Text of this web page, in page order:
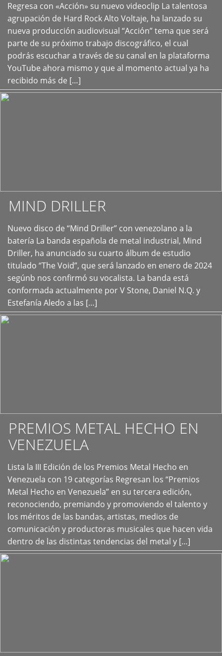
Regresa con «Acción» su nuevo videoclip La talentosa
agrupación de Hard Rock Alto Voltaje, ha lanzado su
nueva producción audiovisual “Acción” tema que será
parte de su próximo trabajo discográfico, el cual
podrás escuchar a través de su canal en la plataforma
YouTube ahora mismo y que al momento actual ya ha
recibido más de […]
+
MIND DRILLER
Nuevo disco de “Mind Driller” con venezolano a la
batería La banda española de metal industrial, Mind
Driller, ha anunciado su cuarto álbum de estudio
titulado “The Void”, que será lanzado en enero de 2024
segúnb nos confirmó su vocalista. La banda está
conformada actualmente por V Stone, Daniel N.Q. y
Estefanía Aledo a las […]
+
PREMIOS METAL HECHO EN
VENEZUELA
Lista la III Edición de los Premios Metal Hecho en
Venezuela con 19 categorías Regresan los “Premios
Metal Hecho en Venezuela” en su tercera edición,
reconociendo, premiando y promoviendo el talento y
los méritos de las bandas, artistas, medios de
comunicación y productoras musicales que hacen vida
dentro de las distintas tendencias del metal y […]
+